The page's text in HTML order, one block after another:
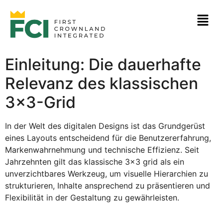
Einleitung: Die dauerhafte
Relevanz des klassischen
3×3-Grid
In der Welt des digitalen Designs ist das Grundgerüst
eines Layouts entscheidend für die Benutzererfahrung,
Markenwahrnehmung und technische Effizienz. Seit
Jahrzehnten gilt das klassische 3×3 grid als ein
unverzichtbares Werkzeug, um visuelle Hierarchien zu
strukturieren, Inhalte ansprechend zu präsentieren und
Flexibilität in der Gestaltung zu gewährleisten.